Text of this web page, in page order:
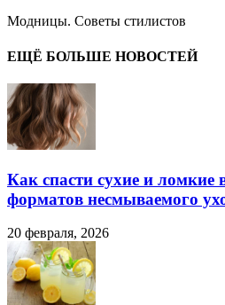
Модницы. Советы стилистов
ЕЩЁ БОЛЬШЕ НОВОСТЕЙ
Как спасти сухие и
форматов несмываемого
20 февраля, 2026